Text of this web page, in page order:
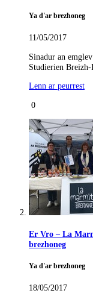
Ya d'ar brezhoneg
11/05/2017
Sinadur an
Studierien Breizh-
Lenn ar peurrest
0
Er Vro – La
brezhoneg
Ya d'ar brezhoneg
18/05/2017